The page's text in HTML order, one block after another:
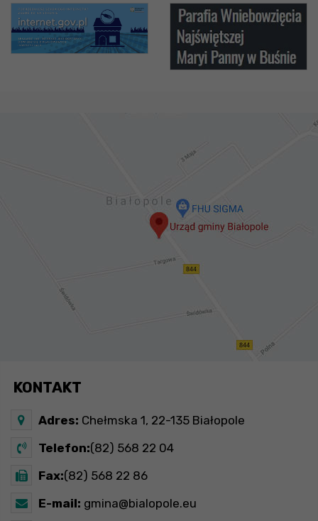
KONTAKT
Adres: Chełmska 1, 22-135 Białopole
Telefon:(82) 568 22 04
Fax:(82) 568 22 86
E-mail: gmina@bialopole.eu